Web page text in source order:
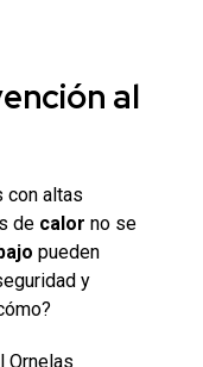
al
con altas
de calor no se
pueden
y
Ornelas